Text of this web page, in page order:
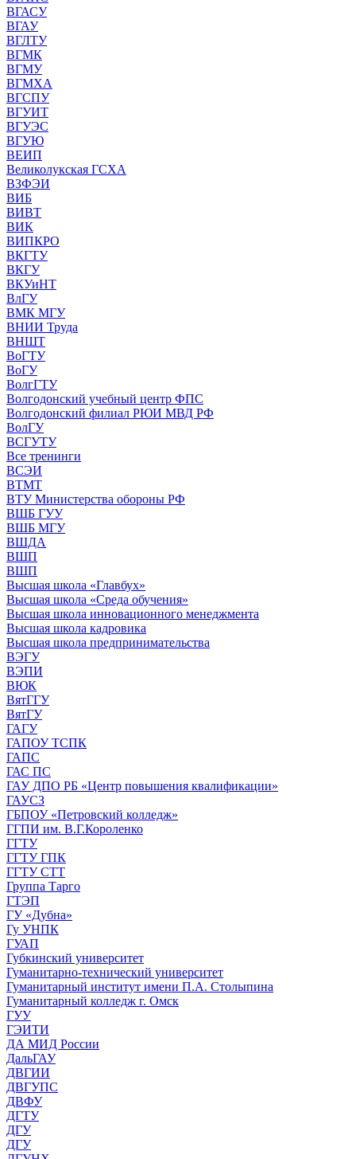
ВГАСУ
ВГАУ
ВГЛТУ
ВГМК
ВГМУ
ВГМХА
ВГСПУ
ВГУИТ
ВГУЭС
ВГУЮ
ВЕИП
Великолукская ГСХА
ВЗФЭИ
ВИБ
ВИВТ
ВИК
ВИПКРО
ВКГТУ
ВКГУ
ВКУиНТ
ВлГУ
ВМК МГУ
ВНИИ Труда
ВНШТ
ВоГТУ
ВоГУ
ВолгГТУ
Волгодонский учебный центр ФПС
Волгодонский филиал РЮИ МВД РФ
ВолГУ
ВСГУТУ
Все тренинги
ВСЭИ
ВТМТ
ВТУ Министерства обороны РФ
ВШБ ГУУ
ВШБ МГУ
ВШДА
ВШП
ВШП
Высшая школа «Главбух»
Высшая школа «Среда обучения»
Высшая школа инновационного менеджмента
Высшая школа кадровика
Высшая школа предпринимательства
ВЭГУ
ВЭПИ
ВЮК
ВятГГУ
ВятГУ
ГАГУ
ГАПОУ ТСПК
ГАПС
ГАС ПС
ГАУ ДПО РБ «Центр повышения квалификации»
ГАУСЗ
ГБПОУ «Петровский колледж»
ГГПИ им. В.Г.Короленко
ГГТУ
ГГТУ ГПК
ГГТУ СТТ
Группа Тарго
ГТЭП
ГУ «Дубна»
Гу УНПК
ГУАП
Губкинский университет
Гуманитарно-технический университет
Гуманитарный институт имени П.А. Столыпина
Гуманитарный колледж г. Омск
ГУУ
ГЭИТИ
ДА МИД России
ДальГАУ
ДВГИИ
ДВГУПС
ДВФУ
ДГТУ
ДГУ
ДГУ